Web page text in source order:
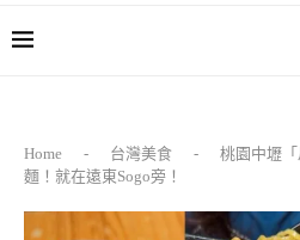
Home - 台灣美食 -
桃園中壢
麵！就在遠東Sogo旁！